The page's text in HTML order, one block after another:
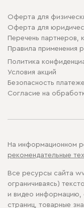
Оферта для
Оферта для
Перечень партнеров,
Правила применения
Политика
Условия акций
Безопасность
Cогласие на
На информационном
рекомендательные
Все ресурсы сайта
ограничиваясь)
и видео информацию,
страниц, товарные